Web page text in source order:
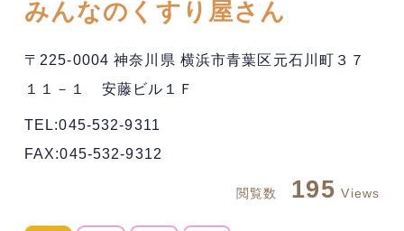
みんなのくすり屋さん
〒225-0004 神奈川県 横浜市青葉区元石川町３７
１１－１ 安藤ビル１Ｆ
TEL:045-532-9311
FAX:045-532-9312
閲覧数 195 Views